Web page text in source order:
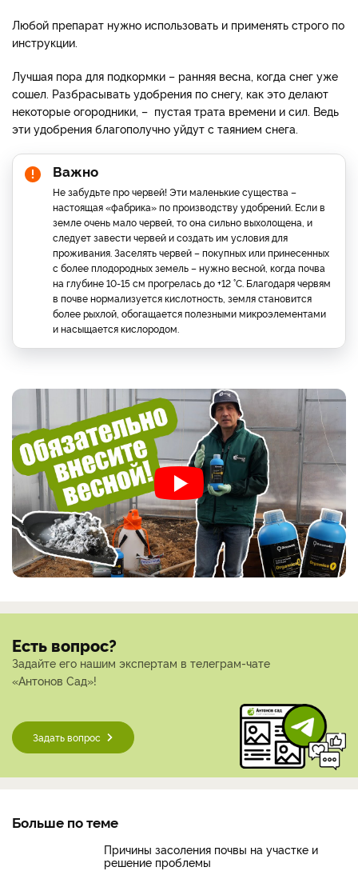
Любой препарат нужно использовать и применять строго по
инструкции.
Лучшая пора для подкормки – ранняя весна, когда снег уже
сошел. Разбрасывать удобрения по снегу, как это делают
некоторые огородники, – пустая трата времени и сил. Ведь
эти удобрения благополучно уйдут с таянием снега.
Важно
Не забудьте про червей! Эти маленькие существа –
настоящая «фабрика» по производству удобрений. Если в
земле очень мало червей, то она сильно выхолощена, и
следует завести червей и создать им условия для
проживания. Заселять червей – покупных или принесенных
с более плодородных земель – нужно весной, когда почва
на глубине 10-15 см прогрелась до +12 °С. Благодаря червям
в почве нормализуется кислотность, земля становится
более рыхлой, обогащается полезными микроэлементами
и насыщается кислородом.
Есть вопрос?
Задайте его нашим экспертам в телеграм-чате
«Антонов Сад»!
Задать вопрос
Больше по теме
Причины засоления почвы на участке и
решение проблемы